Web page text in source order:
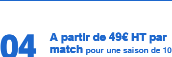
04
A partir de 49€ HT par
match pour une saison de 10